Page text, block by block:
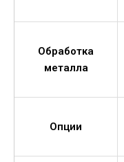
Обработка
металла
Опции